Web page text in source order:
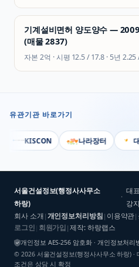
기계설비면허 양도양수 —
(매물 2837)
자본 2억 · 시평 12.5 / 17.8· 5년 2.25
유관기관 바로가기
KISCON 나라장터 대
서울건설정보(행정사사무소
하랑)
·
대표
강
회사 소개 | 개인정보처리방침 | 이용약관|
로그인 회원가입 |제작: 하랑랩스
개인정보 AES-256 암호화 · 개인정보처리
© 2026 서울건설정보(행정사사무소 하랑) ·
조건은 상담 시 확정